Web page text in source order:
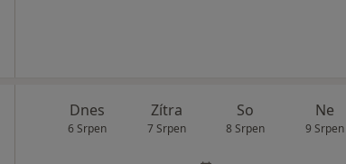
Dnes
6 Srpen
Zítra
7 Srpen
So
8 Srpen
Ne
9 Srpen